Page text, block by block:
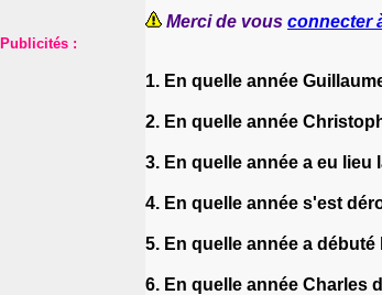
Publicités :
Merci de vous connecter
1. En quelle année
2. En quelle année
3. En quelle année a eu
4. En quelle année s'est
5. En quelle année a débuté
6. En quelle année Charles